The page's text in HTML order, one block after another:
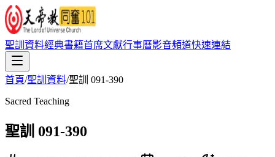
聖訓資料經典書籍首席文獻行事曆影音頻道快速連結
首頁/聖訓資料/聖訓 091-390
Sacred Teaching
聖訓 091-390